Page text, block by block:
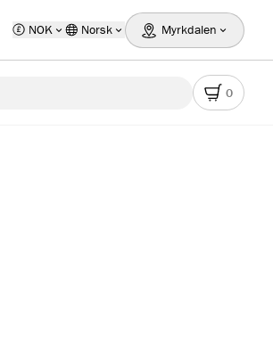
NOK Norsk Myrkdalen
0